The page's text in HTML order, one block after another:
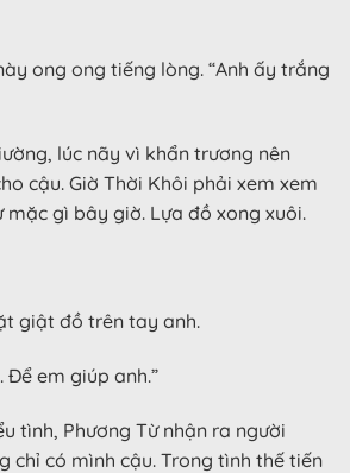
ong ong tiếng lòng. “Anh ấy trắng
lúc nãy vì khẩn trương nên
cậu. Giờ Thời Khôi phải xem xem
mặc gì bây giờ. Lựa đồ xong xuôi.
giật đồ trên tay anh.
Để em giúp anh.”
tình, Phương Từ nhận ra người
chỉ có mình cậu. Trong tình thế tiến